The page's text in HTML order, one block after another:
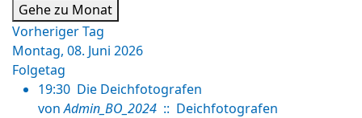
Gehe zu Monat
Vorheriger Tag
Montag, 08. Juni 2026
Folgetag
19:30 Die Deichfotografen
von Admin_BO_2024 :: Deichfotografen